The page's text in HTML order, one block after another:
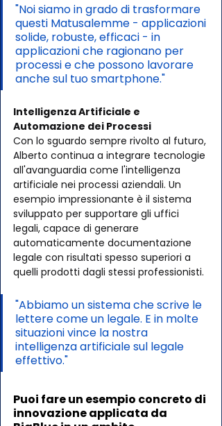
"Noi siamo in grado di trasformare
questi Matusalemme - applicazioni
solide, robuste, efficaci - in
applicazioni che ragionano per
processi e che possono lavorare
anche sul tuo smartphone."
Intelligenza Artificiale e
Automazione dei Processi
Con lo sguardo sempre rivolto al futuro,
Alberto continua a integrare tecnologie
all'avanguardia come l'intelligenza
artificiale nei processi aziendali. Un
esempio impressionante è il sistema
sviluppato per supportare gli uffici
legali, capace di generare
automaticamente documentazione
legale con risultati spesso superiori a
quelli prodotti dagli stessi professionisti.
"Abbiamo un sistema che scrive le
lettere come un legale. E in molte
situazioni vince la nostra
intelligenza artificiale sul legale
effettivo."
Puoi fare un esempio concreto di
innovazione applicata da